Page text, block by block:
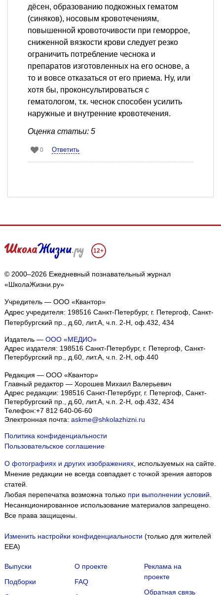
дёсен, образованию подкожных гематом
(синяков), носовым кровотечениям,
повышенной кровоточивости при геморрое,
сниженной вязкости крови следует резко
ограничить потребление чеснока и
препаратов изготовленных на его основе, а
то и вовсе отказаться от его приема. Ну, или
хотя бы, проконсультироваться с
гематологом, т.к. чеснок способен усилить
наружные и внутренние кровотечения.
Оценка статьи: 5
0 Ответить
12+
© 2000–2026 Ежедневный познавательный журнал
«ШколаЖизни.ру»
Учредитель — ООО «Квантор»
Адрес учредителя: 198516 Санкт-Петербург, г. Петергоф, Санкт-
Петербургский пр., д.60, лит.А, ч.п. 2-Н, оф.432, 434
Издатель — ООО «МЕДИО»
Адрес издателя: 198516 Санкт-Петербург, г. Петергоф, Санкт-
Петербургский пр., д.60, лит.А, ч.п. 2-Н, оф.440
Редакция — ООО «Квантор»
Главный редактор — Хорошев Михаил Валерьевич
Адрес редакции: 198516 Санкт-Петербург, г. Петергоф, Санкт-
Петербургский пр., д.60, лит.А, ч.п. 2-Н, оф.432, 434
Телефон:+7 812 640-06-60
Электронная почта: askme@shkolazhizni.ru
Политика конфиденциальности
Пользовательское соглашение
О фотографиях и других изображениях, используемых на сайте.
Мнение редакции не всегда совпадает с точкой зрения авторов
статей.
Любая перепечатка возможна только при выполнении условий.
Несанкционированное использование материалов запрещено.
Все права защищены.
Изменить настройки конфиденциальности (только для жителей
EEA)
Выпуски
Подборки
О проекте
FAQ
Реклама на
проекте
Обратная связь